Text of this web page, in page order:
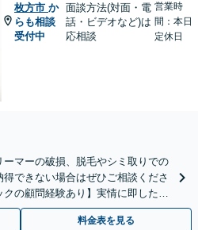
枚方市 か
らも相談
受付中
面談方法(対面・電
話・ビデオなど)は
応相談
営業時
間：本日
定休日
ーマーの破損、脱毛やシミ取りでの
できない場合はぜひご相談くださ
の顧問経験あり】実情に即したア
の解決を目指します。
料金表を見る